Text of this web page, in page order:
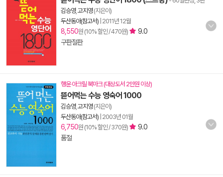
김승영, 고지영(지은이)
두산동아(참고서) 2011년 12월
8,550원 (10% 할인 / 470원)
9.0
구판절판
행운 아크릴 북마크 (대상도서 2만원 이상)
뜯어먹는 수능 영숙어 1000
김승영, 고지영(지은이)
두산동아(참고서) 2003년 01월
6,750원 (10% 할인 / 370원)
9.0
품절